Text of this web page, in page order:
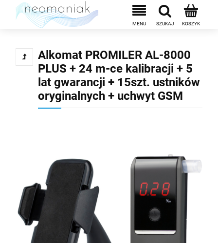
Alkomat PROMILER AL-8000
PLUS + 24 m-ce kalibracji + 5
lat gwarancji + 15szt. ustników
oryginalnych + uchwyt GSM